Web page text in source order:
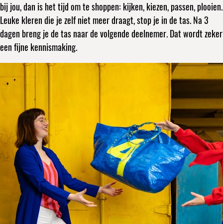
bij jou, dan is het tijd om te shoppen: kijken, kiezen, passen, plooien.
Leuke kleren die je zelf niet meer draagt, stop je in de tas. Na 3
dagen breng je de tas naar de volgende deelnemer. Dat wordt zeker
een fijne kennismaking.